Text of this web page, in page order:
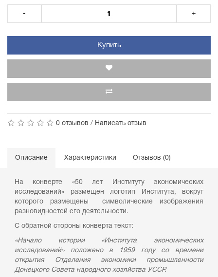
- +
Купить
0 отзывов / Написать отзыв
Описание Характеристики Отзывов (0)
На конверте «50 лет Институту экономических
исследований» размещен логотип Института, вокруг
которого размещены символические изображения
разновидностей его деятельности.
С обратной стороны конверта текст:
«Начало истории «Института экономических
исследований» положено в 1959 году со времени
открытия Отделения экономики промышленности
Донецкого Совета народного хозяйства УССР.